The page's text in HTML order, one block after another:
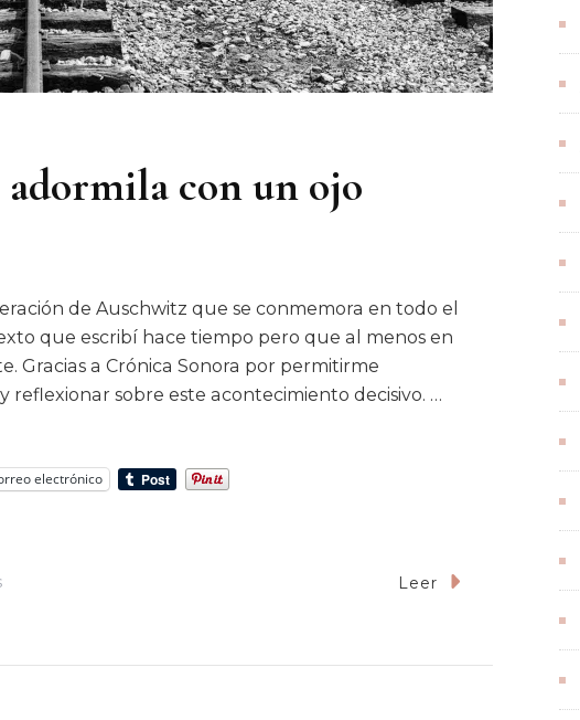
adormila con un ojo
de Auschwitz que se conmemora en todo el
que escribí hace tiempo pero que al menos en
Gracias a Crónica Sonora por permitirme
sobre este acontecimiento decisivo. …
electrónico
En
Leer